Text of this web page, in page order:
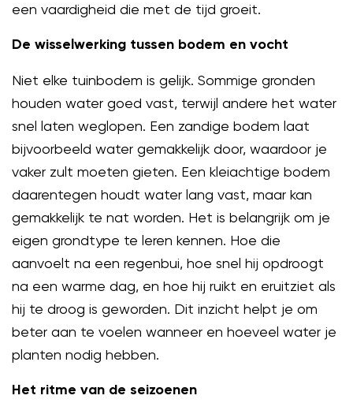
een vaardigheid die met de tijd groeit.
De wisselwerking tussen bodem en vocht
Niet elke tuinbodem is gelijk. Sommige gronden
houden water goed vast, terwijl andere het water
snel laten weglopen. Een zandige bodem laat
bijvoorbeeld water gemakkelijk door, waardoor je
vaker zult moeten gieten. Een kleiachtige bodem
daarentegen houdt water lang vast, maar kan
gemakkelijk te nat worden. Het is belangrijk om je
eigen grondtype te leren kennen. Hoe die
aanvoelt na een regenbui, hoe snel hij opdroogt
na een warme dag, en hoe hij ruikt en eruitziet als
hij te droog is geworden. Dit inzicht helpt je om
beter aan te voelen wanneer en hoeveel water je
planten nodig hebben.
Het ritme van de seizoenen